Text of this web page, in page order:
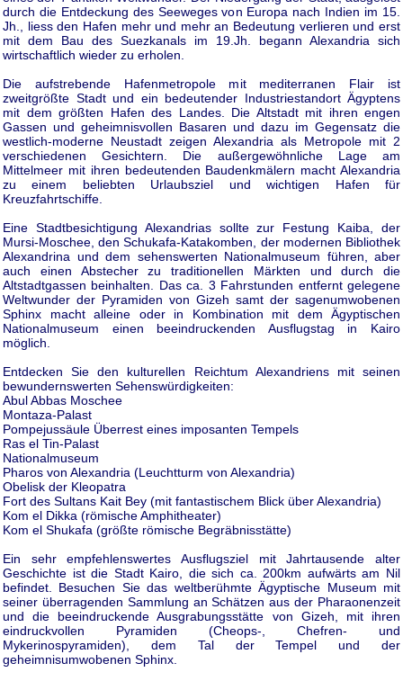
durch die Entdeckung des Seeweges von Europa nach Indien im 15.
Jh., liess den Hafen mehr und mehr an Bedeutung verlieren und erst
mit dem Bau des Suezkanals im 19.Jh. begann Alexandria sich
wirtschaftlich wieder zu erholen.
Die aufstrebende Hafenmetropole mit mediterranen Flair ist
zweitgrößte Stadt und ein bedeutender Industriestandort Ägyptens
mit dem größten Hafen des Landes. Die Altstadt mit ihren engen
Gassen und geheimnisvollen Basaren und dazu im Gegensatz die
westlich-moderne Neustadt zeigen Alexandria als Metropole mit 2
verschiedenen Gesichtern. Die außergewöhnliche Lage am
Mittelmeer mit ihren bedeutenden Baudenkmälern macht Alexandria
zu einem beliebten Urlaubsziel und wichtigen Hafen für
Kreuzfahrtschiffe.
Eine Stadtbesichtigung Alexandrias sollte zur Festung Kaiba, der
Mursi-Moschee, den Schukafa-Katakomben, der modernen Bibliothek
Alexandrina und dem sehenswerten Nationalmuseum führen, aber
auch einen Abstecher zu traditionellen Märkten und durch die
Altstadtgassen beinhalten. Das ca. 3 Fahrstunden entfernt gelegene
Weltwunder der Pyramiden von Gizeh samt der sagenumwobenen
Sphinx macht alleine oder in Kombination mit dem Ägyptischen
Nationalmuseum einen beeindruckenden Ausflugstag in Kairo
möglich.
Entdecken Sie den kulturellen Reichtum Alexandriens mit seinen
bewundernswerten Sehenswürdigkeiten:
Abul Abbas Moschee
Montaza-Palast
Pompejussäule Überrest eines imposanten Tempels
Ras el Tin-Palast
Nationalmuseum
Pharos von Alexandria (Leuchtturm von Alexandria)
Obelisk der Kleopatra
Fort des Sultans Kait Bey (mit fantastischem Blick über Alexandria)
Kom el Dikka (römische Amphitheater)
Kom el Shukafa (größte römische Begräbnisstätte)
Ein sehr empfehlenswertes Ausflugsziel mit Jahrtausende alter
Geschichte ist die Stadt Kairo, die sich ca. 200km aufwärts am Nil
befindet. Besuchen Sie das weltberühmte Ägyptische Museum mit
seiner überragenden Sammlung an Schätzen aus der Pharaonenzeit
und die beeindruckende Ausgrabungsstätte von Gizeh, mit ihren
eindruckvollen Pyramiden (Cheops-, Chefren- und
Mykerinospyramiden), dem Tal der Tempel und der
geheimnisumwobenen Sphinx.